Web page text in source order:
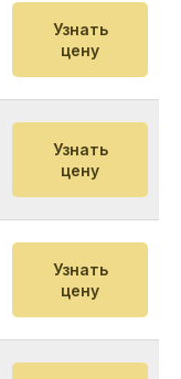
Узнать
цену
Узнать
цену
Узнать
цену